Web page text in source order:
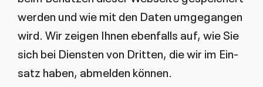
wer­den und wie mit den Da­ten um­ge­gan­gen
wird. Wir zei­gen Ih­nen eben­falls auf, wie Sie
sich bei Diens­ten von Drit­ten, die wir im Ein­
satz ha­ben, ab­mel­den kön­nen.